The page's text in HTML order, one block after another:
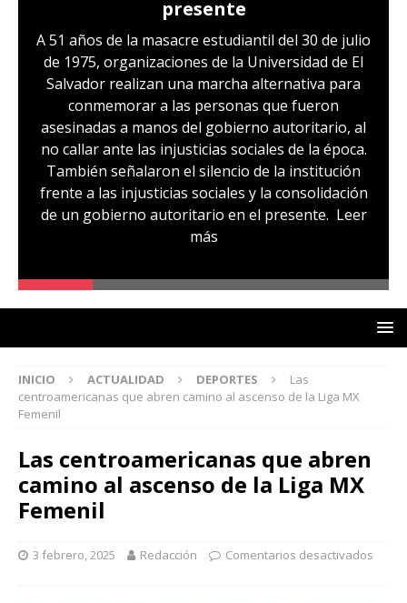
Hernández: víctima del régimen de
excepción y de discriminación
LGBTI
Sandra Leticia Hernández cuenta con medidas
sustitutivas y libertad provisional, pero
familiares temen que esto pueda cambiar en la
audiencia de revisión de medidas que se realizará
hoy, miércoles 29 de julio. Sandra es, según su
comunidad, otra de las víctimas del régimen de
excepción, fue capturada sin ninguna prueba
que la vincule a pandillas. La comunidad señala
denunciada por ser lesbianaLeer más
INICIO
Las centroamericanas que abren
camino al ascenso de la Liga MX